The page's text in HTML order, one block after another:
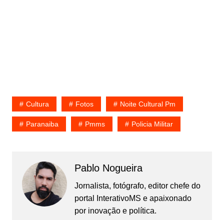
Cultura Fotos Noite Cultural Pm
Paranaiba Pmms Policia Militar
Pablo Nogueira
Jornalista, fotógrafo, editor chefe do
portal InterativoMS e apaixonado
por inovação e política.